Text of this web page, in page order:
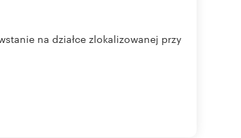
na działce zlokalizowanej przy